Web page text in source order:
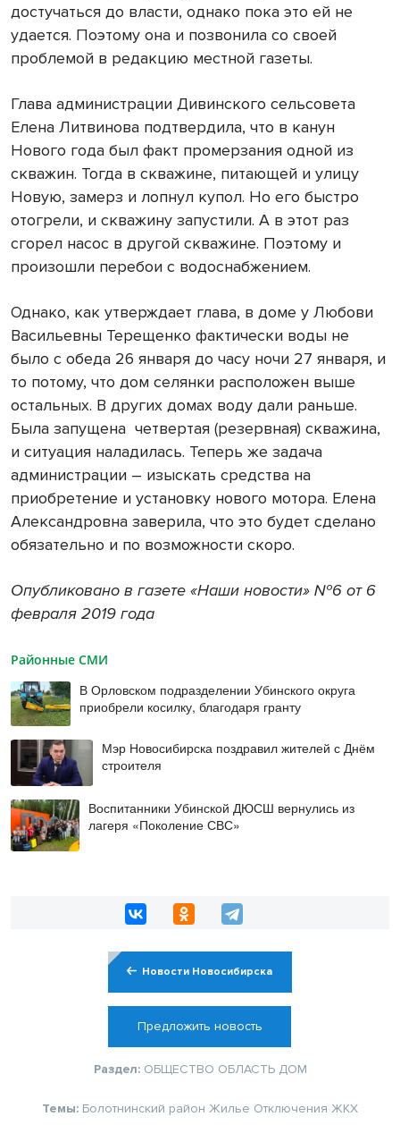
достучаться до власти, однако пока это ей не
удается. Поэтому она и позвонила со своей
проблемой в редакцию местной газеты.
Глава администрации Дивинского сельсовета
Елена Литвинова подтвердила, что в канун
Нового года был факт промерзания одной из
скважин. Тогда в скважине, питающей и улицу
Новую, замерз и лопнул купол. Но его быстро
отогрели, и скважину запустили. А в этот раз
сгорел насос в другой скважине. Поэтому и
произошли перебои с водоснабжением.
Однако, как утверждает глава, в доме у Любови
Васильевны Терещенко фактически воды не
было с обеда 26 января до часу ночи 27 января, и
то потому, что дом селянки расположен выше
остальных. В других домах воду дали раньше.
Была запущена четвертая (резервная) скважина,
и ситуация наладилась. Теперь же задача
администрации – изыскать средства на
приобретение и установку нового мотора. Елена
Александровна заверила, что это будет сделано
обязательно и по возможности скоро.
Опубликовано в газете «Наши новости» №6 от 6
февраля 2019 года
Районные СМИ
В Орловском подразделении Убинского округа
приобрели косилку, благодаря гранту
Мэр Новосибирска поздравил жителей с Днём
строителя
Воспитанники Убинской ДЮСШ вернулись из
лагеря «Поколение СВС»
Новости Новосибирска
Предложить новость
Раздел: ОБЩЕСТВО ОБЛАСТЬ ДОМ
Темы: Болотнинский район Жилье Отключения ЖКХ